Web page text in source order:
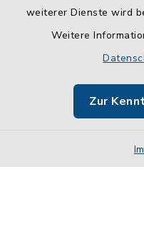
weiterer Dienste wird
Weitere
Zur